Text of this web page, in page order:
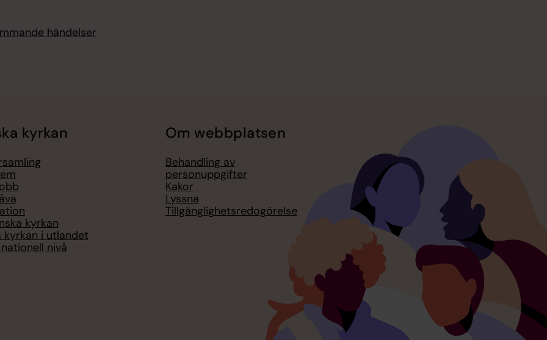
händelser
kyrkan
kyrkan
kyrkan i utlandet
nivå
Om webbplatsen
Behandling av
personuppgifter
Kakor
Lyssna
Tillgänglighetsredogörelse